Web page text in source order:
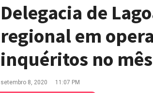
Delegacia de
regional em
inquéritos no
setembro 8, 2020 11:07 PM